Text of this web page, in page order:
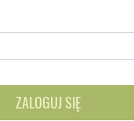
ZALOGUJ SIĘ